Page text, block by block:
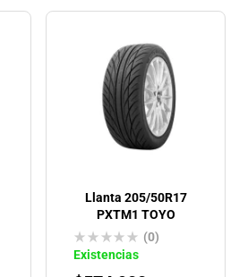
Llanta 205/50R17
PXTM1 TOYO
(0)
Existencias